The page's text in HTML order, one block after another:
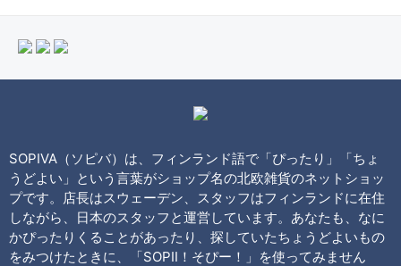
SOPIVA（ソピバ）は、フィンランド語で「ぴったり」「ちょ
うどよい」という言葉がショップ名の北欧雑貨のネットショッ
プです。店長はスウェーデン、スタッフはフィンランドに在住
しながら、日本のスタッフと運営しています。あなたも、なに
かぴったりくることがあったり、探していたちょうどよいもの
をみつけたときに、「SOPII！そぴー！」を使ってみません